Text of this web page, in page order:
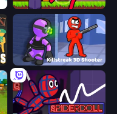
Noob Archer vs Stickman Zombie
Killstreak 3D Shooter